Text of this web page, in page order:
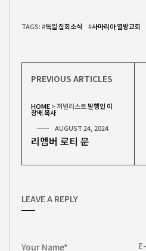
TAGS: #독일 집회소식 #사마리아 열방교회
PREVIOUS ARTICLES
HOME>저널리스트발행인 이
창배 목사
AUGUST 24, 2024
리멤버 로티 문
LEAVE A REPLY